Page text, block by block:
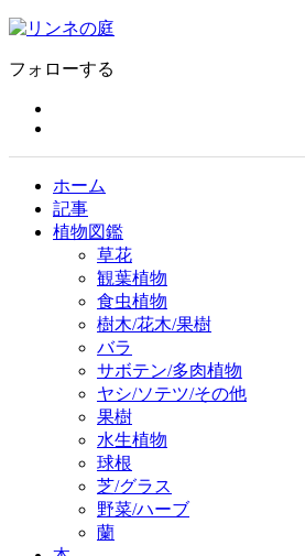
フォローする
ホーム
記事
植物図鑑
草花
観葉植物
食虫植物
樹木/花木/果樹
バラ
サボテン/多肉植物
ヤシ/ソテツ/その他
果樹
水生植物
球根
芝/グラス
野菜/ハーブ
蘭